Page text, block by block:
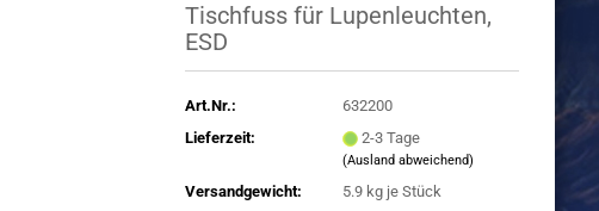
Tischfuss für Lupenleuchten,
ESD
Art.Nr.:
632200
Lieferzeit:
2-3 Tage
(Ausland abweichend)
Versandgewicht: 5.9kg je Stück